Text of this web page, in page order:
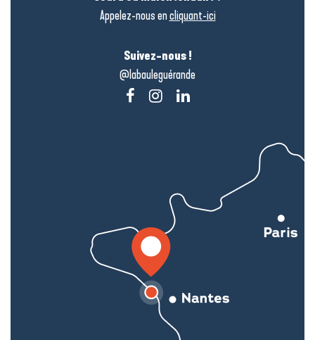
Appelez-nous encliquant-ici
Suivez-nous !
@labauleguérande